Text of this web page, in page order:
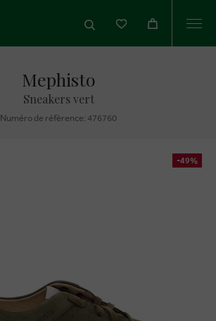
Mephisto
Sneakers vert
Numéro de réfèrence: 476760
-49%